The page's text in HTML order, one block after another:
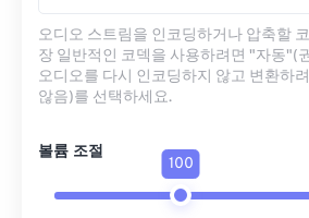
오디오 스트림을 인코딩하거나 압축할
장 일반적인 코덱을 사용하려면 "자동"(
오디오를 다시 인코딩하지 않고 변환하
않음)를 선택하세요.
볼륨 조절
100